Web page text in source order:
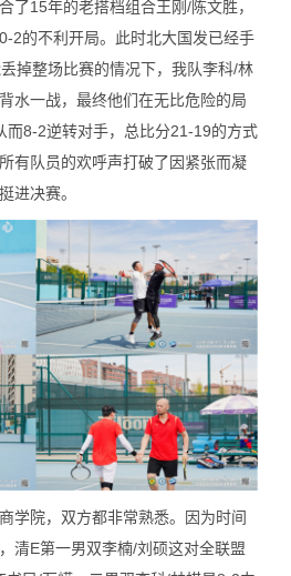
了15年的老搭档组合王刚/陈文胜，
2的不利开局。此时北大国发已经手
掉整场比赛的情况下，我队李科/林
水一战，最终他们在无比危险的局
而8-2逆转对手，总比分21-19的方式
有队员的欢呼声打破了因紧张而凝
进决赛。
学院，双方都非常熟悉。因为时间
清E第一男双李楠/刘硕这对全联盟